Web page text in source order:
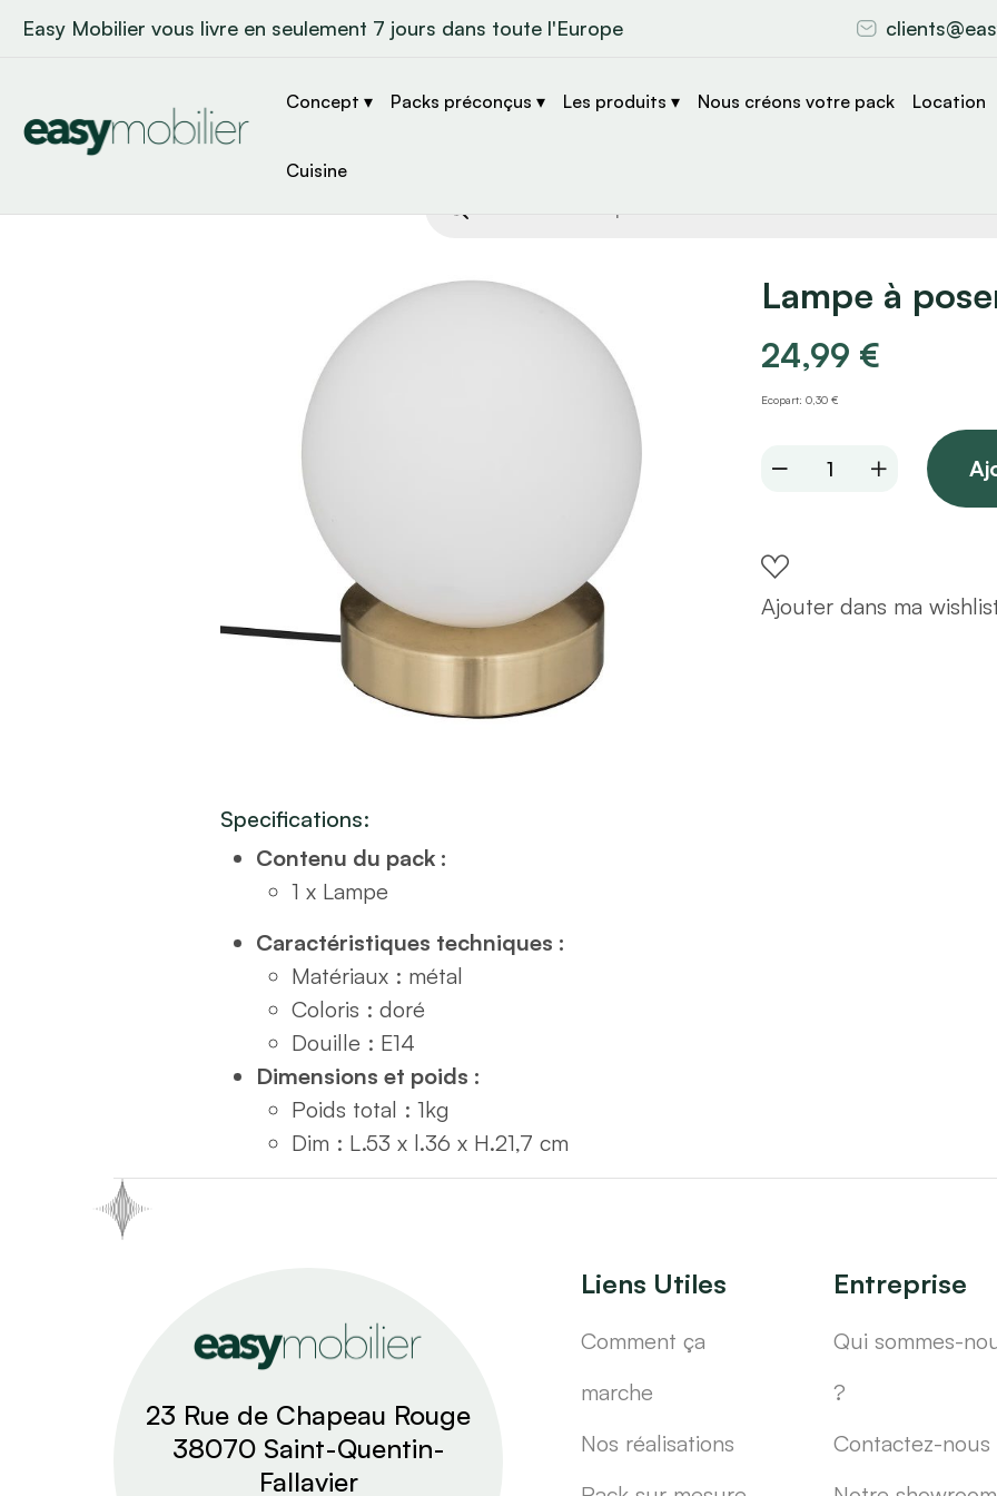
Easy Mobilier vous livre en seulement 7 jours dans toute l'Europe
Concept ▾ Packs préconçus ▾ Les produits ▾ Nous créons votre pack Location
Cuisine
de
Lampe à
24,99 €
Ecopart: 0,30 €
Lampe
boule
H22
quantity
Ajouter dans ma
Specifications:
Contenu du pack :
1 x Lampe
Caractéristiques techniques :
Matériaux : métal
Coloris : doré
Douille : E14
Dimensions et poids :
Poids total : 1kg
Dim : L.53 x l.36 x H.21,7 cm
23 Rue de Chapeau Rouge
38070 Saint-Quentin-
Fallavier
Liens Utiles
Comment ça
marche
Nos réalisations
Entreprise
Qui sommes-
?
Contactez-nous